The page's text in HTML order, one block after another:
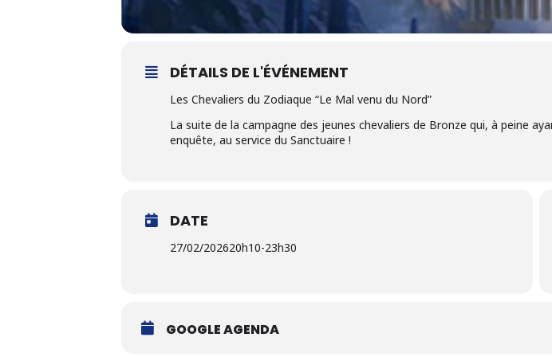
DÉTAILS DE L'ÉVÉNEMENT
Les Chevaliers du Zodiaque “Le Mal venu du Nord”
La suite de la campagne des jeunes chevaliers de Bronze qui, à peine
enquête, au service du Sanctuaire !
DATE
27/02/202620h10-23h30
GOOGLE AGENDA